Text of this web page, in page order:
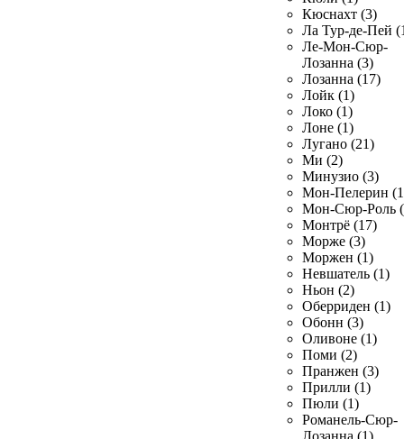
Кюснахт (3)
Ла Тур-де-Пей
Ле-Мон-Сюр-
Лозанна (3)
Лозанна (17)
Лойк (1)
Локо (1)
Лоне (1)
Лугано (21)
Ми (2)
Минузио (3)
Мон-Пелерин
Мон-Сюр-Роль
Монтрё (17)
Морже (3)
Моржен (1)
Невшатель (1)
Ньон (2)
Оберриден (1)
Обонн (3)
Оливоне (1)
Поми (2)
Пранжен (3)
Прилли (1)
Пюли (1)
Романель-Сюр-
Лозанна (1)